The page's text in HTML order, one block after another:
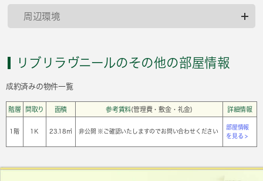
周辺環境
リブリラヴニールのその他の部屋情報
成約済みの物件一覧
階層 間取り 面積 参考賃料(管理費・敷金・礼金) 詳細情報
1階 1Ｋ 23.18㎡ 非公開 ※ご確認いたしますのでお問い合わせください
部屋情報
を見る >